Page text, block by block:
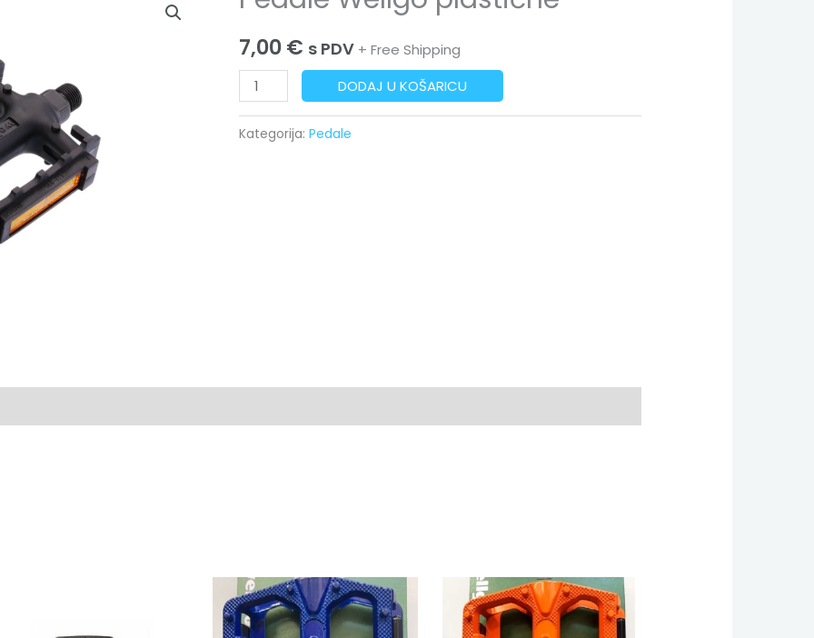
7,00€ s PDV + Free Shipping
plastične
količina
DODAJ U KOŠARICU
Kategorija: Pedale